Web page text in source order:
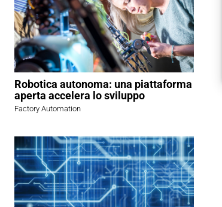
Robotica autonoma: una piattaforma
aperta accelera lo sviluppo
Factory Automation